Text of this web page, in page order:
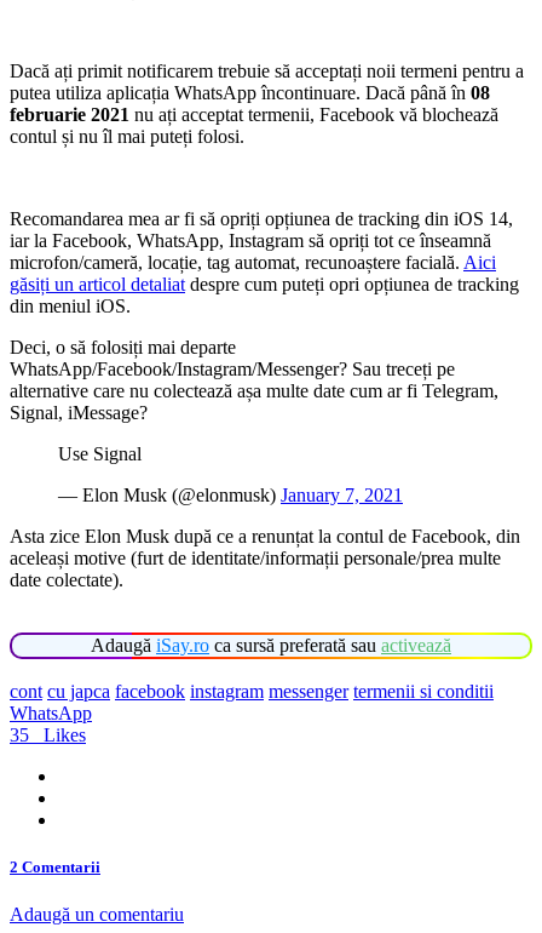
Dacă ați primit notificarem trebuie să acceptați noii termeni pentru a
putea utiliza aplicația WhatsApp încontinuare. Dacă până în 08
februarie 2021 nu ați acceptat termenii, Facebook vă blochează
contul și nu îl mai puteți folosi.
Recomandarea mea ar fi să opriți opțiunea de tracking din iOS 14,
iar la Facebook, WhatsApp, Instagram să opriți tot ce înseamnă
microfon/cameră, locație, tag automat, recunoaștere facială. Aici
găsiți un articol detaliat despre cum puteți opri opțiunea de tracking
din meniul iOS.
Deci, o să folosiți mai departe
WhatsApp/Facebook/Instagram/Messenger? Sau treceți pe
alternative care nu colectează așa multe date cum ar fi Telegram,
Signal, iMessage?
Use Signal
— Elon Musk (@elonmusk) January 7, 2021
Asta zice Elon Musk după ce a renunțat la contul de Facebook, din
aceleași motive (furt de identitate/informații personale/prea multe
date colectate).
Adaugă iSay.ro ca sursă preferată sau activează
cont cu japca facebook instagram messenger termenii si conditii
WhatsApp
35
Likes
2 Comentarii
Adaugă un comentariu